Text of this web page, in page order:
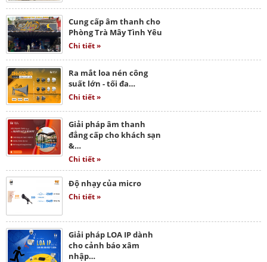
Cung cấp âm thanh cho
Phòng Trà Mây Tình Yêu
Chi tiết »
Ra mắt loa nén công
suất lớn - tối đa…
Chi tiết »
Giải pháp âm thanh
đẳng cấp cho khách sạn
&…
Chi tiết »
Độ nhạy của micro
Chi tiết »
Giải pháp LOA IP dành
cho cảnh báo xâm
nhập…